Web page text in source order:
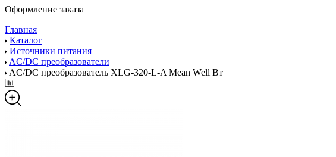
Оформление заказа
Главная
Каталог
Источники питания
AC/DC преобразователи
AC/DC преобразователь XLG-320-L-A Mean Well Вт